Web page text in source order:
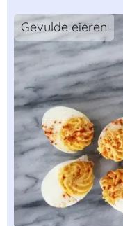
Gevulde eieren